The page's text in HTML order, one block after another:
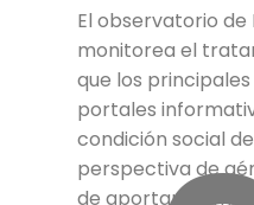
El observatorio de
monitorea el
que los
portales
condición social
perspectiva de
de aportar